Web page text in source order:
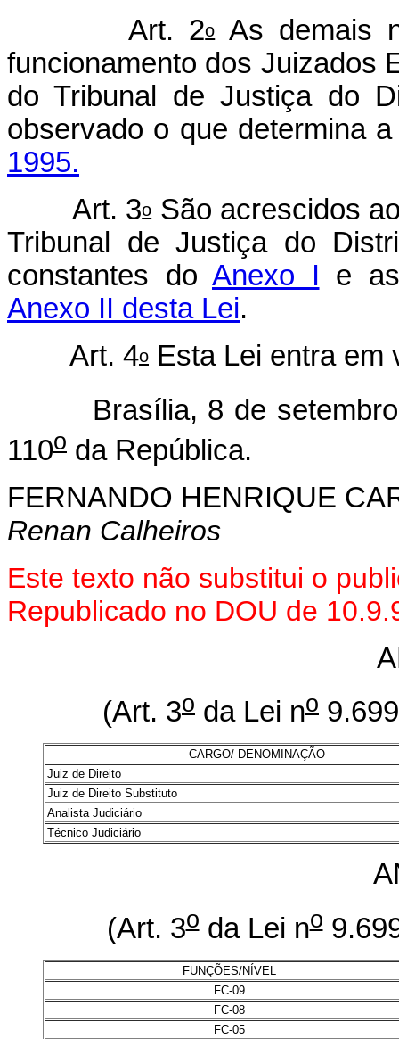
Art. 2oAs demais
funcionamento dos Juizados
do Tribunal de Justiça do
observado o que determina
1995.
Art. 3oSão acrescidos
Tribunal de Justiça do
constantes do Anexo I e
Anexo II desta Lei.
Art. 4o Esta Lei entra em
Brasília, 8 de setembro
110o da República.
FERNANDO HENRIQUE
Renan Calheiros
Este texto não substitui o
Republicado no DOU de
(Art. 3o da Lei no
CARGO/ DENOMINAÇÃO
Juiz de Direito
Juiz de Direito Substituto
Analista Judiciário
Técnico Judiciário
(Art. 3oda Lei no
FUNÇÕES/NÍVEL
FC-09
FC-08
FC-05